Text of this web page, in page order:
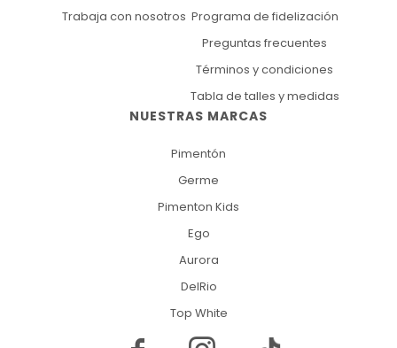
NUESTRAS MARCAS
Pimentón
Germe
Pimenton Kids
Ego
Aurora
DelRio
Top White
Programa de fidelización
Preguntas frecuentes
Términos y condiciones
Tabla de talles y medidas
Trabaja con nosotros